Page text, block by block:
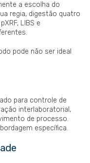
a escolha do
regia, digestão quatro
LIBS e
pode não ser ideal
para controle de
interlaboratorial,
de processo.
específica.